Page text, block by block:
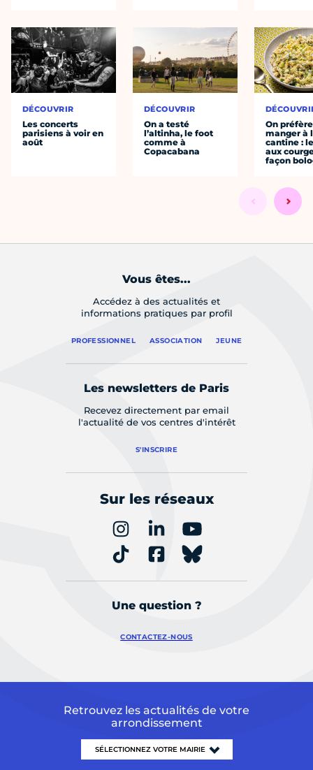
DÉCOUVRIR
Les concerts
parisiens à voir en
août
DÉCOUVRIR
On a testé
l’altinha, le foot
comme à
Copacabana
On préfère
manger à
cantine :
aux
façon
Vous êtes...
Accédez à des actualités et
informations pratiques par profil
PROFESSIONNEL ASSOCIATION JEUNE
Les newsletters de Paris
Recevez directement par email
l'actualité de vos centres d'intérêt
S'INSCRIRE
Sur les réseaux
Une question ?
CONTACTEZ-NOUS
Retrouvez les actualités de votre
arrondissement